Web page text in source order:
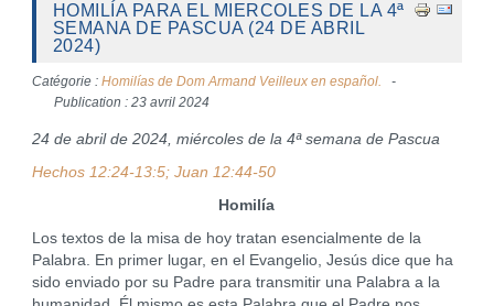
HOMILÍA PARA EL MIERCOLES DE LA 4ª
SEMANA DE PASCUA (24 DE ABRIL
2024)
Catégorie : Homilías de Dom Armand Veilleux en español.
Publication : 23 avril 2024
24 de abril de 2024, miércoles de la 4ª semana de Pascua
Hechos 12:24-13:5; Juan 12:44-50
Homilía
Los textos de la misa de hoy tratan esencialmente de la
Palabra. En primer lugar, en el Evangelio, Jesús dice que ha
sido enviado por su Padre para transmitir una Palabra a la